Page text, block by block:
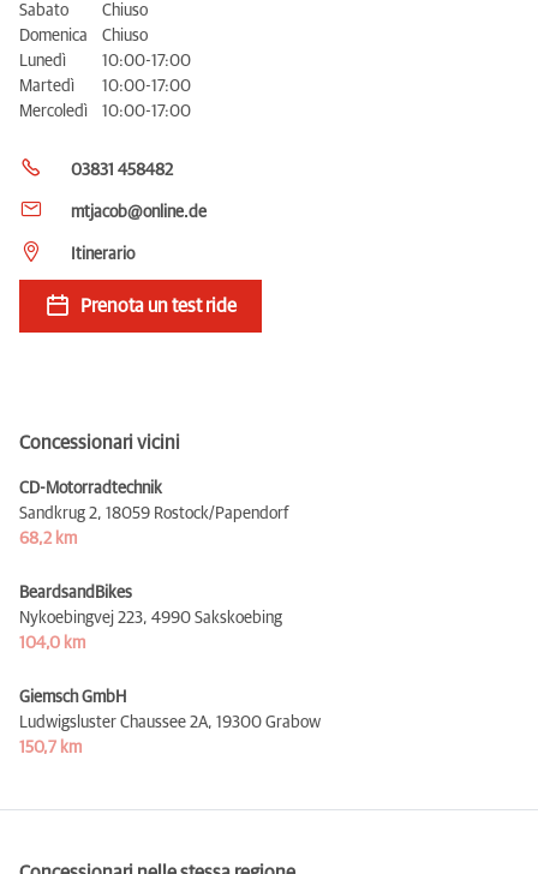
Sabato
Chiuso
Domenica
Chiuso
Lunedì
10:00-17:00
Martedì
10:00-17:00
Mercoledì
10:00-17:00
03831 458482
mtjacob@online.de
Itinerario
Prenota un test ride
Concessionari vicini
CD-Motorradtechnik
Sandkrug 2, 18059 Rostock/Papendorf
68,2 km
BeardsandBikes
Nykoebingvej 223, 4990 Sakskoebing
104,0 km
Giemsch GmbH
Ludwigsluster Chaussee 2A, 19300 Grabow
150,7 km